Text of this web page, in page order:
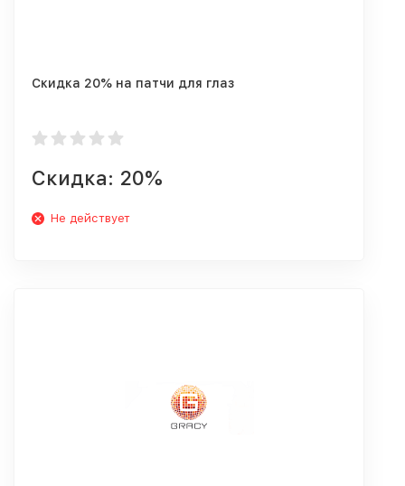
Скидка 20% на патчи для глаз
Скидка: 20%
Не действует